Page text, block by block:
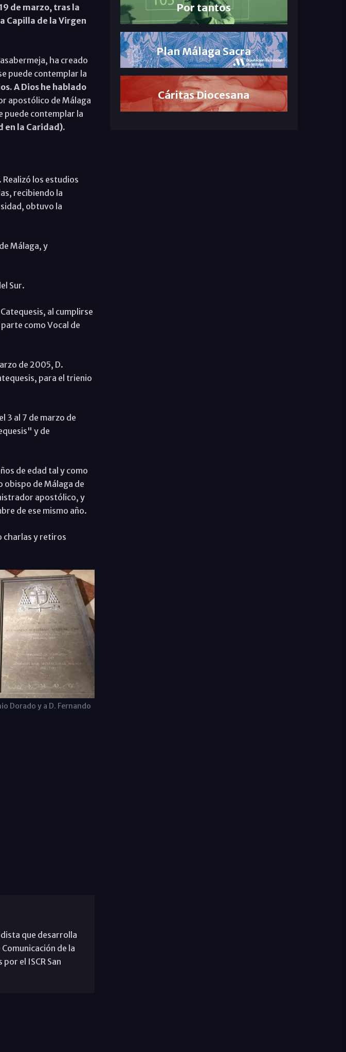
de marzo, tras la
Capilla de la Virgen
ha creado
puede contemplar la
A Dios he hablado
apostólico de Málaga
puede contemplar la
la Caridad).
Realizó los estudios
recibiendo la
obtuvo la
Málaga, y
Sur.
al cumplirse
como Vocal de
de 2005, D.
para el trienio
3 al 7 de marzo de
y de
de edad tal y como
obispo de Málaga de
apostólico, y
de ese mismo año.
charlas y retiros
Dorado y a D. Fernando
que desarrolla
de la
el ISCR San
Por tantos
Plan Málaga Sacra
Cáritas Diocesana